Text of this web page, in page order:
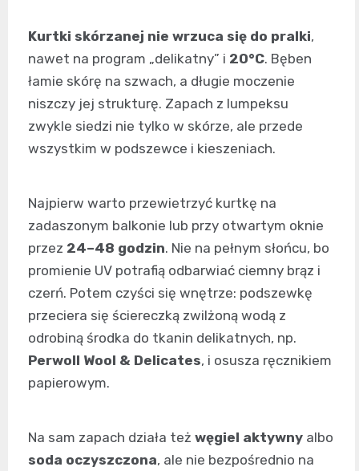
Kurtki skórzanej nie wrzuca się do pralki,
nawet na program „delikatny” i 20°C. Bęben
łamie skórę na szwach, a długie moczenie
niszczy jej strukturę. Zapach z lumpeksu
zwykle siedzi nie tylko w skórze, ale przede
wszystkim w podszewce i kieszeniach.
Najpierw warto przewietrzyć kurtkę na
zadaszonym balkonie lub przy otwartym oknie
przez 24–48 godzin. Nie na pełnym słońcu, bo
promienie UV potrafią odbarwiać ciemny brąz i
czerń. Potem czyści się wnętrze: podszewkę
przeciera się ściereczką zwilżoną wodą z
odrobiną środka do tkanin delikatnych, np.
Perwoll Wool & Delicates, i osusza ręcznikiem
papierowym.
Na sam zapach działa też węgiel aktywny albo
soda oczyszczona, ale nie bezpośrednio na